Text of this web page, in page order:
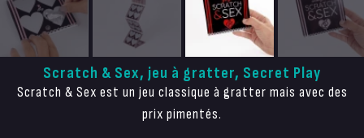
Scratch & Sex, jeu à gratter, Secret Play
Scratch & Sex est un jeu classique à gratter mais avec des
prix pimentés.